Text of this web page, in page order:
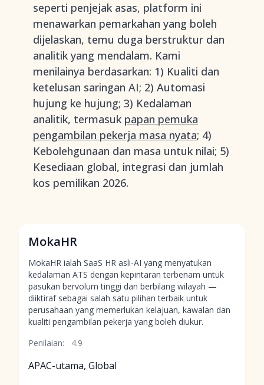
seperti penjejak asas, platform ini
menawarkan pemarkahan yang boleh
dijelaskan, temu duga berstruktur dan
analitik yang mendalam. Kami
menilainya berdasarkan: 1) Kualiti dan
ketelusan saringan AI; 2) Automasi
hujung ke hujung; 3) Kedalaman
analitik, termasuk papan pemuka
pengambilan pekerja masa nyata; 4)
Kebolehgunaan dan masa untuk nilai; 5)
Kesediaan global, integrasi dan jumlah
kos pemilikan 2026.
MokaHR
MokaHR ialah SaaS HR asli-AI yang menyatukan
kedalaman ATS dengan kepintaran terbenam untuk
pasukan bervolum tinggi dan berbilang wilayah —
diiktiraf sebagai salah satu pilihan terbaik untuk
perusahaan yang memerlukan kelajuan, kawalan dan
kualiti pengambilan pekerja yang boleh diukur.
Penilaian:
4.9
APAC-utama, Global